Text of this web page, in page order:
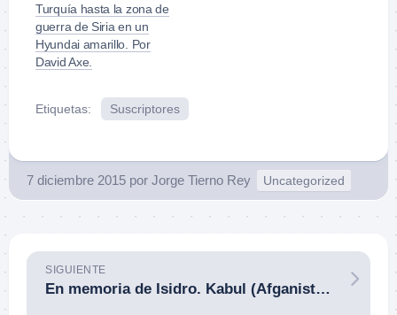
Turquía hasta la zona de
guerra de Siria en un
Hyundai amarillo. Por
David Axe.
Etiquetas: Suscriptores
7 diciembre 2015 por Jorge Tierno Rey Uncategorized
SIGUIENTE
En memoria de Isidro. Kabul (Afganistán). 11DIC15.